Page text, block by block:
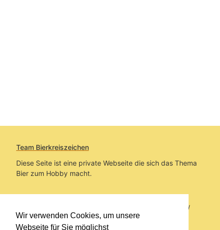
Wir verwenden Cookies, um unsere
Webseite für Sie möglichst
Team Bierkreiszeichen
Diese Seite ist eine private Webseite die sich das Thema
Bier zum Hobby macht.
Sie befinden sich auf https://www.bierkreiszeichen.at/
im Pfad:Bierkreiszeichen/Gesammelte Biere